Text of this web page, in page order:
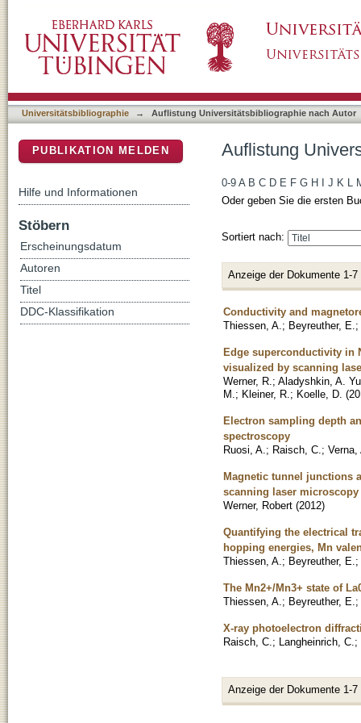
Universitätsbibliographie → Auflistung Universitätsbibliographie nach Autor
Auflistung
0-9 A B C D E F G H J K L
Oder geben Sie die ersten
Sortiert nach:
Anzeige der Dokumente 1-7
Conductivity and
Thiessen, A. ; Beyreuther, E. ;
Edge superconductivity in
visualized by scanning
Werner, R. ; Aladyshkin, A. Yu
M. ; Kleiner, R. ; Koelle, D. (
Electron sampling depth
spectroscopy
Ruosi, A. ; Raisch, C. ; Verna,
Magnetic tunnel junctions
scanning laser microscopy
Werner, Robert (2012)
Quantifying the electrical
hopping energies, Mn
Thiessen, A. ; Beyreuther, E. ;
The Mn2+/Mn3+ state of
Thiessen, A. ; Beyreuther, E. ;
X-ray photoelectron
Raisch, C. ; Langheinrich, C. ;
Anzeige der Dokumente 1-7
PUBLIKATION MELDEN
Hilfe und Informationen
Stöbern
Erscheinungsdatum
Autoren
Titel
DDC-Klassifikation